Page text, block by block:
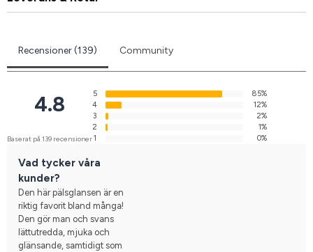
Recensioner (139) Community
4.8
Baserat på 139 recensioner
5
85%
4
12%
3
2%
2
1%
1
0%
Vad tycker våra
kunder?
Den här pälsglansen är en
riktig favorit bland många!
Den gör man och svans
lättutredda, mjuka och
glänsande, samtidigt som